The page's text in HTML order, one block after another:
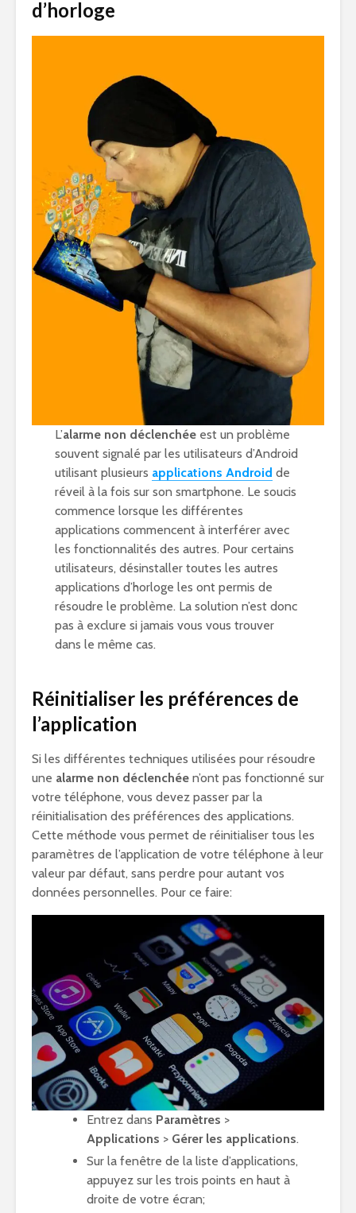
d’horloge
L’alarme non déclenchée est un problème
souvent signalé par les utilisateurs d’Android
utilisant plusieurs applications Android de
réveil à la fois sur son smartphone. Le soucis
commence lorsque les différentes
applications commencent à interférer avec
les fonctionnalités des autres. Pour certains
utilisateurs, désinstaller toutes les autres
applications d’horloge les ont permis de
résoudre le problème. La solution n’est donc
pas à exclure si jamais vous vous trouver
dans le même cas.
Réinitialiser les préférences de
l’application
Si les différentes techniques utilisées pour résoudre
une alarme non déclenchée n’ont pas fonctionné sur
votre téléphone, vous devez passer par la
réinitialisation des préférences des applications.
Cette méthode vous permet de réinitialiser tous les
paramètres de l’application de votre téléphone à leur
valeur par défaut, sans perdre pour autant vos
données personnelles. Pour ce faire:
Entrez dans Paramètres >
Applications > Gérer les applications.
Sur la fenêtre de la liste d’applications,
appuyez sur les trois points en haut à
droite de votre écran;